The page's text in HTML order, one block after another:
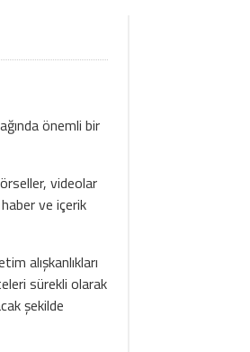
önemli bir
videolar
ve içerik
alışkanlıkları
sürekli olarak
şekilde